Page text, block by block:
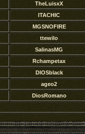
TheLuisxX
ITACHIC
MGSNOFIRE
ttewilo
SalinasMG
Rchampetax
DIOSblack
ageo2
DiosRomano